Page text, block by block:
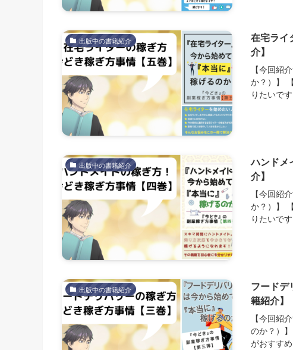
出版中の書籍紹介
在宅ライ
介】
【今回紹
か？）】
りたいで
出版中の書籍紹介
ハンドメ
介】
【今回紹
か？）】
りたいで
出版中の書籍紹介
フードデ
籍紹介】
【今回紹
のか？）
がおすす